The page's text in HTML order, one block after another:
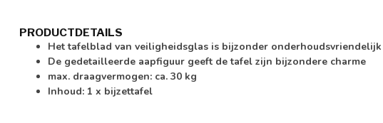
PRODUCTDETAILS
Het tafelblad van veiligheidsglas is bijzonder onderhoudsvriendelijk
De gedetailleerde aapfiguur geeft de tafel zijn bijzondere charme
max. draagvermogen: ca. 30 kg
Inhoud: 1 x bijzettafel